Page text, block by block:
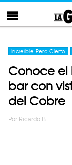
Increíble Pero Cierto
Conoce el
bar con
del Cobre
Por Ricardo B